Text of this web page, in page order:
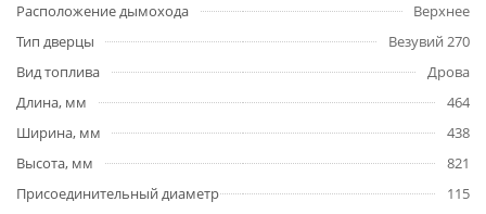
Расположение дымохода
Верхнее
Тип дверцы
Везувий 270
Вид топлива
Дрова
Длина, мм
464
Ширина, мм
438
Высота, мм
821
Присоединительный диаметр
115